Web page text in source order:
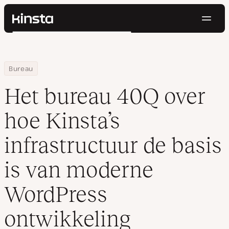
Kinsta®
Contact
Zoeken
Home
Hulpbronnen
Blog
Bureau
Het bureau 40Q over hoe Kinsta’s infrastructuur de basis is
Het bureau 40Q over
hoe Kinsta’s
infrastructuur de basis
is van moderne
WordPress
ontwikkeling